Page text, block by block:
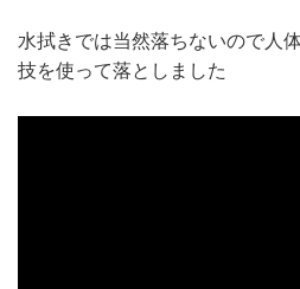
水拭きでは当然落ちないので人
技を使って落としました